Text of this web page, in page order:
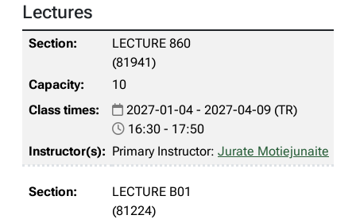
Lectures
LECTURE 860
(81941)
10
2027-01-04 - 2027-04-09 (TR)
16:30 - 17:50
Primary Instructor: Jurate Motiejunaite
LECTURE B01
(81224)